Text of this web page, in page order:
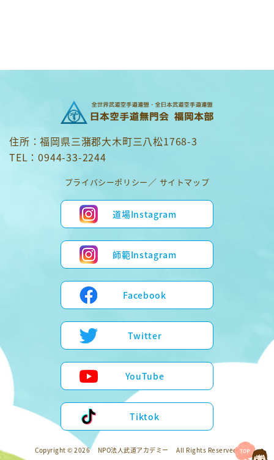
住所：福岡県三潴郡大木町三八松1768-3
TEL：0944-33-2244
プライバシーポリシー サイトマップ
道場Instagram
師範Instagram
Facebook
Twitter
YouTube
Tiktok
Copyright © 2026 NPO法人武道アカデミー All Rights Reserved.